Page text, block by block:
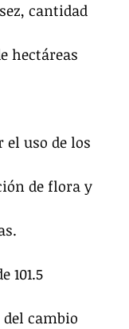
cantidad
hectáreas
el uso de los
de flora y
101.5
cambio